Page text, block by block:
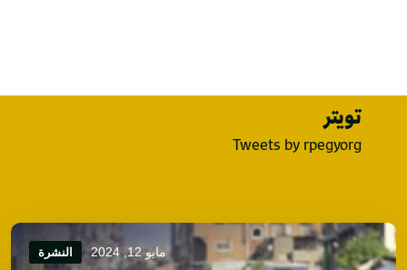
تويتر
Tweets by rpegyorg
مايو 12, 2024 النشرة